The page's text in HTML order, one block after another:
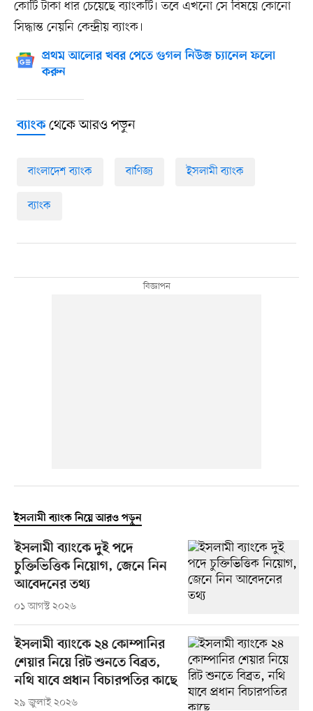
কোটি টাকা ধার চেয়েছে ব্যাংকটি। তবে এখনো সে বিষয়ে কোনো
সিদ্ধান্ত নেয়নি কেন্দ্রীয় ব্যাংক।
প্রথম আলোর খবর পেতে গুগল নিউজ চ্যানেল ফলো
করুন
ব্যাংকথেকে আরও পড়ুন
বাংলাদেশ ব্যাংক বাণিজ্য ইসলামী ব্যাংক
ব্যাংক
ইসলামী ব্যাংক নিয়ে আরও পড়ুন
ইসলামী ব্যাংকে দুই পদে
চুক্তিভিত্তিক নিয়োগ, জেনে নিন
আবেদনের তথ্য
০১ আগস্ট ২০২৬
ইসলামী ব্যাংকে ২৪ কোম্পানির
শেয়ার নিয়ে রিট শুনতে বিব্রত,
নথি যাবে প্রধান বিচারপতির কাছে
২৯ জুলাই ২০২৬